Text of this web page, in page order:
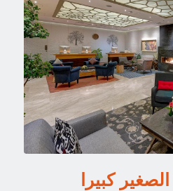
كبيرا